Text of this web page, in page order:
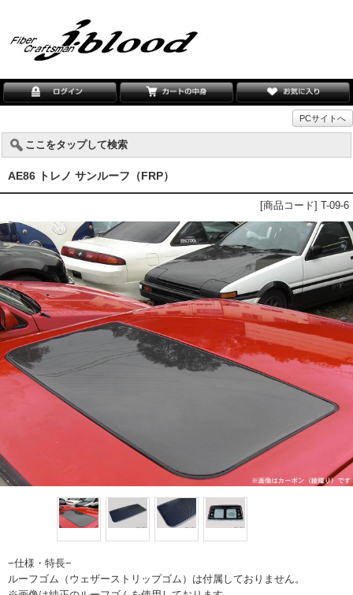
PCサイトへ
ここをタップして検索
AE86 トレノ サンルーフ（FRP）
[商品コード] T-09-6
−仕様・特長−
ルーフゴム（ウェザーストリップゴム）は付属しておりません。